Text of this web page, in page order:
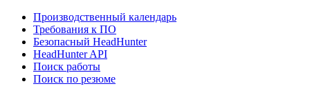
Производственный календарь
Требования к ПО
Безопасный HeadHunter
HeadHunter API
Поиск работы
Поиск по резюме